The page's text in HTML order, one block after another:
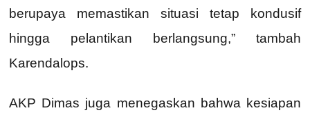
berupaya memastikan situasi tetap kondusif
hingga pelantikan berlangsung,” tambah
Karendalops.
AKP Dimas juga menegaskan bahwa kesiapan